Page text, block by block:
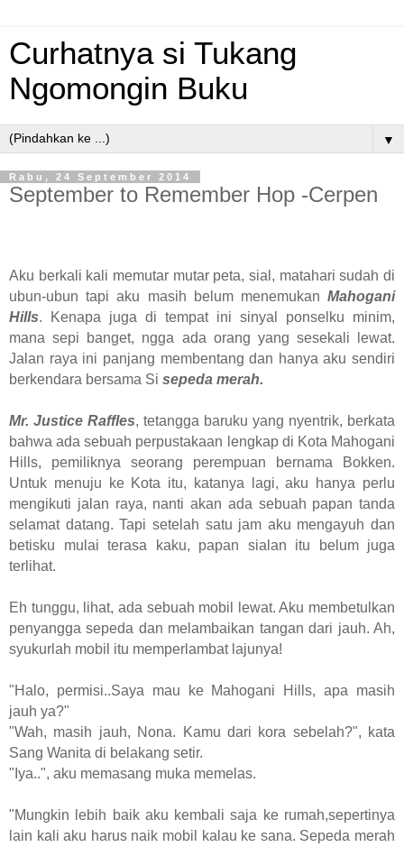
Curhatnya si Tukang
Ngomongin Buku
▼
Rabu, 24 September 2014
September to Remember Hop -Cerpen
Aku berkali kali memutar mutar peta, sial, matahari sudah di
ubun-ubun tapi aku masih belum menemukan Mahogani
Hills. Kenapa juga di tempat ini sinyal ponselku minim,
mana sepi banget, ngga ada orang yang sesekali lewat.
Jalan raya ini panjang membentang dan hanya aku sendiri
berkendara bersama Si sepeda merah.
Mr. Justice Raffles, tetangga baruku yang nyentrik, berkata
bahwa ada sebuah perpustakaan lengkap di Kota Mahogani
Hills, pemiliknya seorang perempuan bernama Bokken.
Untuk menuju ke Kota itu, katanya lagi, aku hanya perlu
mengikuti jalan raya, nanti akan ada sebuah papan tanda
selamat datang. Tapi setelah satu jam aku mengayuh dan
betisku mulai terasa kaku, papan sialan itu belum juga
terlihat.
Eh tunggu, lihat, ada sebuah mobil lewat. Aku membetulkan
penyangga sepeda dan melambaikan tangan dari jauh. Ah,
syukurlah mobil itu memperlambat lajunya!
"Halo, permisi..Saya mau ke Mahogani Hills, apa masih
jauh ya?"
"Wah, masih jauh, Nona. Kamu dari kora sebelah?", kata
Sang Wanita di belakang setir.
"Iya..", aku memasang muka memelas.
"Mungkin lebih baik aku kembali saja ke rumah,sepertinya
lain kali aku harus naik mobil kalau ke sana. Sepeda merah